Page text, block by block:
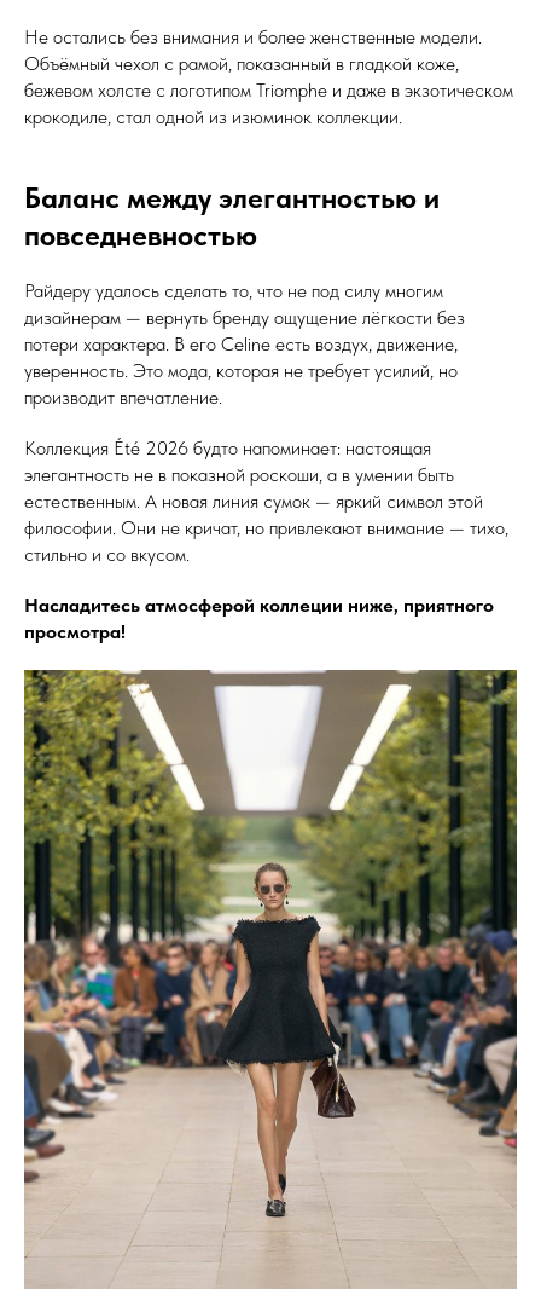
Не остались без внимания и более женственные модели.
Объёмный чехол с рамой, показанный в гладкой коже,
бежевом холсте с логотипом Triomphe и даже в экзотическом
крокодиле, стал одной из изюминок коллекции.
Баланс между элегантностью и
повседневностью
Райдеру удалось сделать то, что не под силу многим
дизайнерам — вернуть бренду ощущение лёгкости без
потери характера. В его Celine есть воздух, движение,
уверенность. Это мода, которая не требует усилий, но
производит впечатление.
Коллекция Été 2026 будто напоминает: настоящая
элегантность не в показной роскоши, а в умении быть
естественным. А новая линия сумок — яркий символ этой
философии. Они не кричат, но привлекают внимание — тихо,
стильно и со вкусом.
Насладитесь атмосферой коллеции ниже, приятного
просмотра!